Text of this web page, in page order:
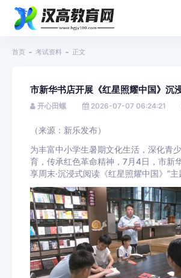
首页 考试资料 正文
市新华书店开展《红星照耀中国》沉
开心田螺 2026-07-07 06:24:21
（来源：新乐发布）
为丰富中小学生暑期文化生活，深化青
育，传承红色革命精神，7月4日，市新
享周末·沉浸式阅读《红星照耀中国》”主